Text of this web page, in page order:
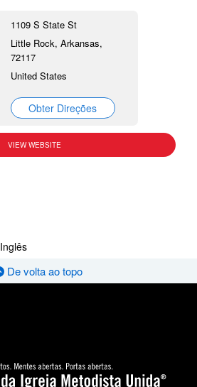
1109 S State St
Little Rock, Arkansas,
72117
United States
Obter Direções
VIEW WEBSITE
Inglês
De volta ao topo